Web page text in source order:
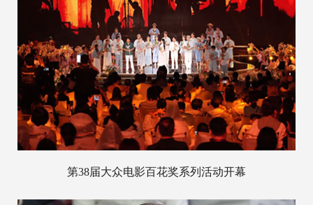
第38届大众电影百花奖系列活动开幕